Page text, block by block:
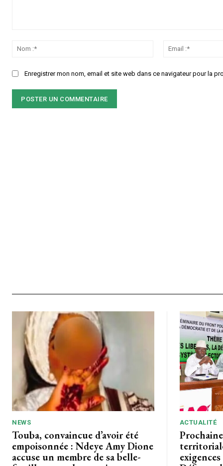
Nom
Enregistrer mon nom, email et site web dans ce navigateur pour la
NEWS
Touba, convaincue d’avoir été
empoisonnée : Ndeye Amy Dione
accuse un membre de sa belle-
ACTUALITÉ